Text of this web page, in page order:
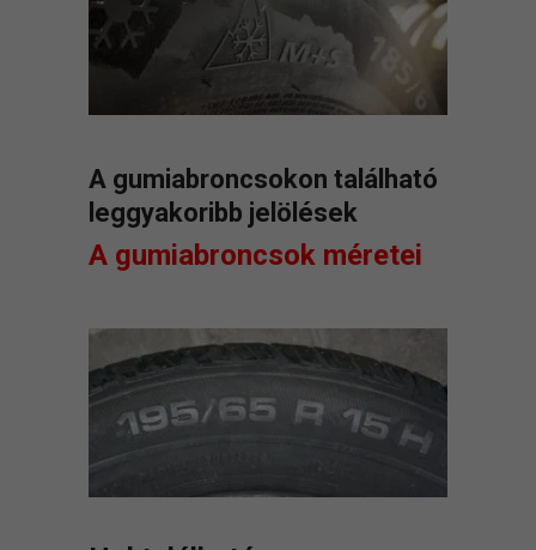
A gumiabroncsokon található
leggyakoribb jelölések
A gumiabroncsok méretei